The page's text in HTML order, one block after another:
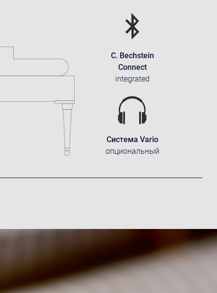
C. Bechstein
Connect
integrated
Система Vario
опциональный